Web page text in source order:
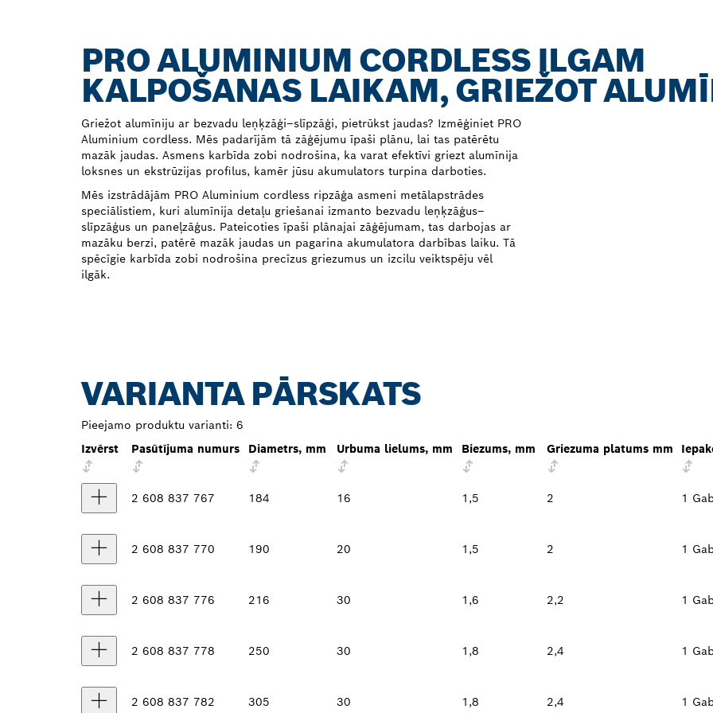
PRO ALUMINIUM CORDLESS ILGAM
KALPOŠANAS LAIKAM, GRIEŽOT
Griežot alumīniju ar bezvadu leņķzāģi–slīpzāģi, pietrūkst jaudas? Izmēģiniet PRO
Aluminium cordless. Mēs padarījām tā zāģējumu īpaši plānu, lai tas patērētu
mazāk jaudas. Asmens karbīda zobi nodrošina, ka varat efektīvi griezt alumīnija
loksnes un ekstrūzijas profilus, kamēr jūsu akumulators turpina darboties.
Mēs izstrādājām PRO Aluminium cordless ripzāģa asmeni metālapstrādes
speciālistiem, kuri alumīnija detaļu griešanai izmanto bezvadu leņķzāģus–
slīpzāģus un paneļzāģus. Pateicoties īpaši plānajai zāģējumam, tas darbojas ar
mazāku berzi, patērē mazāk jaudas un pagarina akumulatora darbības laiku. Tā
spēcīgie karbīda zobi nodrošina precīzus griezumus un izcilu veiktspēju vēl
ilgāk.
VARIANTA PĀRSKATS
Pieejamo produktu varianti: 6
Izvērst
Pasūtījuma numurs Diametrs, mm Urbuma lielums, mm Biezums, mm Griezuma platums mm
2 608 837 767 184 16 1,5 2 1
2 608 837 770 190 20 1,5 2 1
2 608 837 776 216 30 1,6 2,2 1
2 608 837 778 250 30 1,8 2,4 1
2 608 837 782 305 30 1,8 2,4 1